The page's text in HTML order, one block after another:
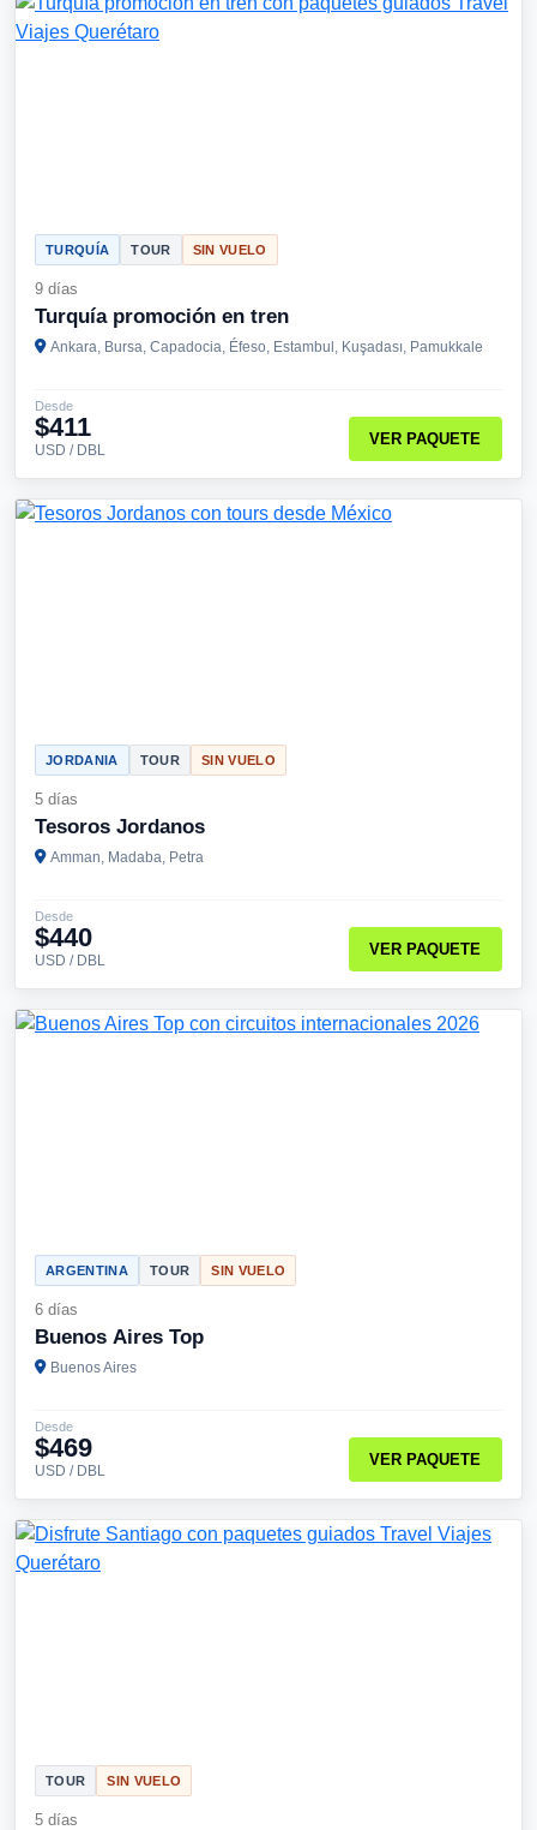
TURQUÍA TOUR SIN VUELO
9 días
Turquía promoción en tren
Ankara, Bursa, Capadocia, Éfeso, Estambul, Kuşadası, Pamukkale
Desde
$411
USD / DBL
VER PAQUETE
JORDANIA TOUR SIN VUELO
5 días
Tesoros Jordanos
Amman, Madaba, Petra
Desde
$440
USD / DBL
VER PAQUETE
ARGENTINA TOUR SIN VUELO
6 días
Buenos Aires Top
Buenos Aires
Desde
$469
USD / DBL
VER PAQUETE
TOUR SIN VUELO
5 días